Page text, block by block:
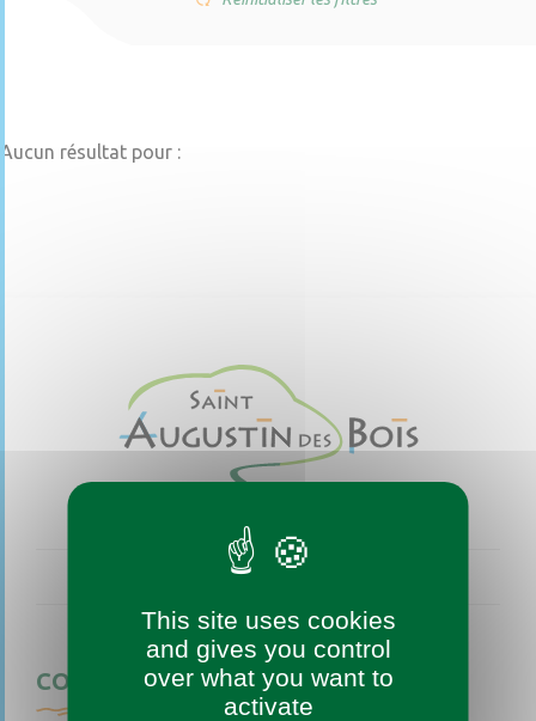
Aucun résultat pour :
CONTACTEZ-NOUS
This site uses cookies
and gives you control
over what you want to
activate